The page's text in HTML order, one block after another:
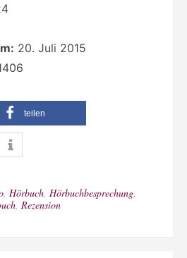
20. Juli 2015
teilen
, Hörbuch, Hörbuchbesprechung,
, Rezension